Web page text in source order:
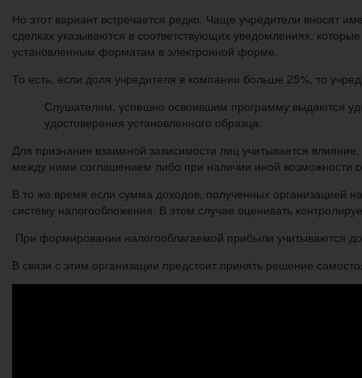
Но этот вариант встречается редко. Чаще учредители вносят
сделках указываются в соответствующих уведомлениях,
установленным форматам в электронной форме.
То есть, если доля учредителя в компании больше 25%, то
Слушателям, успешно освоившим программу выдаются
удостоверения установленного образца.
Для признания взаимной зависимости лиц учитывается
между ними соглашением либо при наличии иной
В то же время если сумма доходов, полученных организацией
систему налогообложения. В этом случае оценивать
При формировании налогооблагаемой прибыли учитываются
В связи с этим организации предстоит принять решение